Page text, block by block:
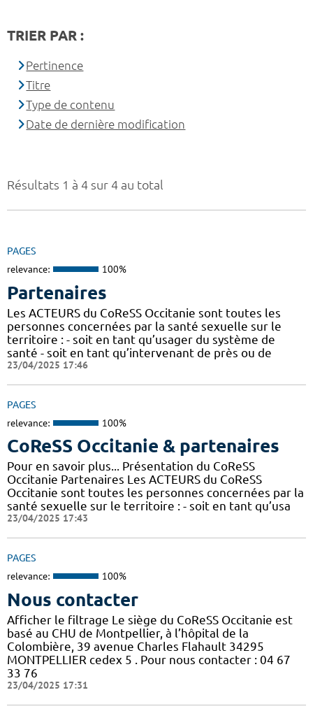
Résultats 1 à 4 sur 4 au total
PAGES
relevance: 100%
Partenaires
Les ACTEURS du CoReSS Occitanie sont toutes les
personnes concernées par la santé sexuelle sur le
territoire : - soit en tant qu’usager du système de
santé - soit en tant qu’intervenant de près ou de
23/04/2025 17:46
PAGES
relevance: 100%
CoReSS Occitanie & partenaires
Pour en savoir plus... Présentation du CoReSS
Occitanie Partenaires Les ACTEURS du CoReSS
Occitanie sont toutes les personnes concernées par la
santé sexuelle sur le territoire : - soit en tant qu’usa
23/04/2025 17:43
PAGES
relevance: 100%
Nous contacter
Afficher le filtrage Le siège du CoReSS Occitanie est
basé au CHU de Montpellier, à l’hôpital de la
Colombière, 39 avenue Charles Flahault 34295
MONTPELLIER cedex 5 . Pour nous contacter : 04 67
33 76
23/04/2025 17:31
TRIER PAR :
Pertinence
Titre
Type de contenu
Date de dernière modification